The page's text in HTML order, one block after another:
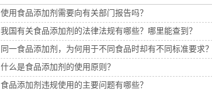
使用食品添加剂需要向有关部门报告吗？
我国有关食品添加剂的法律法规有哪些？哪里能查到？
同一食品添加剂，为何用于不同食品时却有不同标准要求？
什么是食品添加剂的使用原则？
食品添加剂违规使用的主要问题有哪些？